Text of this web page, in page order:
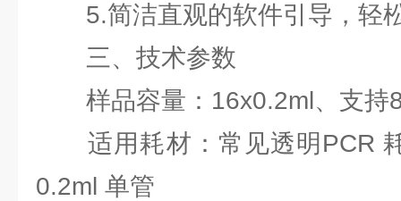
5.简洁直观的软件引导，轻
三、技术参数
样品容量：16x0.2ml、支持
适用耗材：常见透明PCR
0.2ml 单管